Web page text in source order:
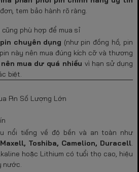
tem bảo hành rõ ràng.
cũng phù hợp để mua sỉ
pin chuyên dụng (như pin đồng hồ, pin
này nên mua đúng kích cỡ và thương
mua dư quá nhiều vì hạn sử dụng
biệt.
Pin Số Lượng Lớn
nổi tiếng về độ bền và an toàn như
Toshiba, Camelion, Duracell.
hoặc Lithium có tuổi thọ cao, hiệu
nước.